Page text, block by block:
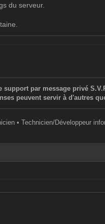
du serveur.
support par message privé
peuvent servir à d'autres
• Technicien/Développeur